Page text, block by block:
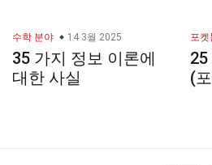
수학 분야 14 3월 2025
35 가지 정보 이론에
대한 사실
포켓
(